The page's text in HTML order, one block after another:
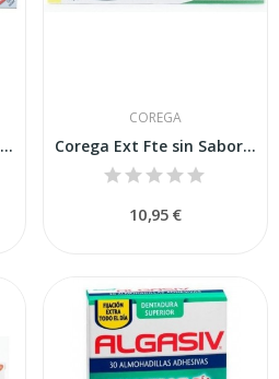
Stada Crema Adhesiva Dentaduras Postizas 40gr
COREGA
Corega Ext Fte sin Sabor 70 Gr
10,95 €